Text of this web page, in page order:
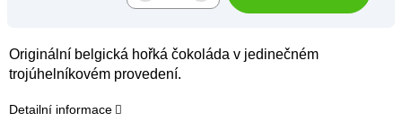
Originální belgická hořká čokoláda v jedinečném
trojúhelníkovém provedení.
Detailní informace